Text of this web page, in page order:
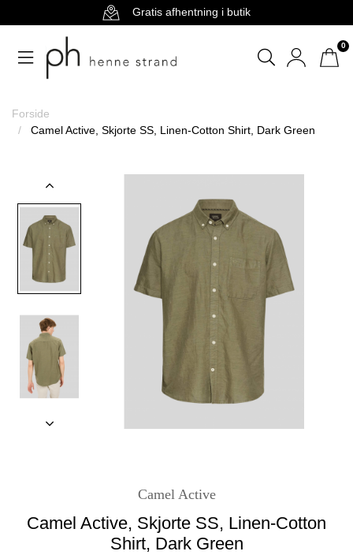
Gratis afhentning i butik
0
Forside
Camel Active, Skjorte SS, Linen-Cotton Shirt, Dark Green
Camel Active
Camel Active, Skjorte SS, Linen-Cotton
Shirt, Dark Green